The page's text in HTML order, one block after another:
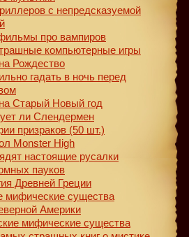
с непредсказуемой
про вампиров
компьютерные игры
Рождество
гадать в ночь перед
Старый Новый год
ли Слендермен
призраков (50 шт.)
Monster High
настоящие русалки
пауков
Древней Греции
мифические существа
Америки
мифические существа